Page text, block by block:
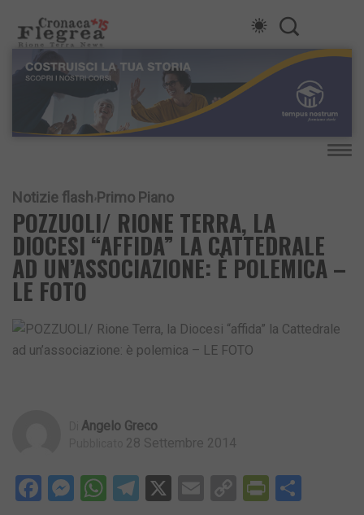
Notizie flash Primo Piano
POZZUOLI/ RIONE TERRA, LA
DIOCESI “AFFIDA” LA CATTEDRALE
AD UN’ASSOCIAZIONE: È POLEMICA –
LE FOTO
Angelo Greco
28 Settembre 2014
Facebook
Messenger
WhatsApp
Telegram
X EmailCopy